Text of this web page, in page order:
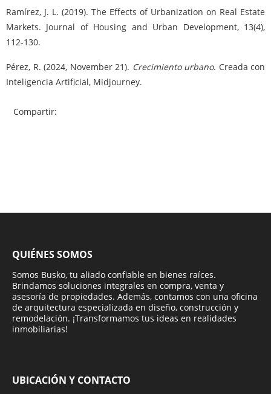
Ramírez, J. L. (2019). The Effects of Urbanization on Real Estate
Markets. Journal of Housing and Urban Development, 13(4),
112-130.
Pérez, R. (2024, November 21). Crecimiento urbano. Creada con
Inteligencia Artificial, Midjourney.
Compartir:
QUIÉNES SOMOS
Somos Busko, tu aliado confiable en bienes raíces.
Brindamos soluciones integrales en compra, venta y
asesoría de propiedades. Además, contamos con una oficina
de arquitectura especializada en diseño, construcción y
remodelación. ¡Transformamos tus ideas en realidades
inmobiliarias!
UBICACIÓN Y CONTACTO